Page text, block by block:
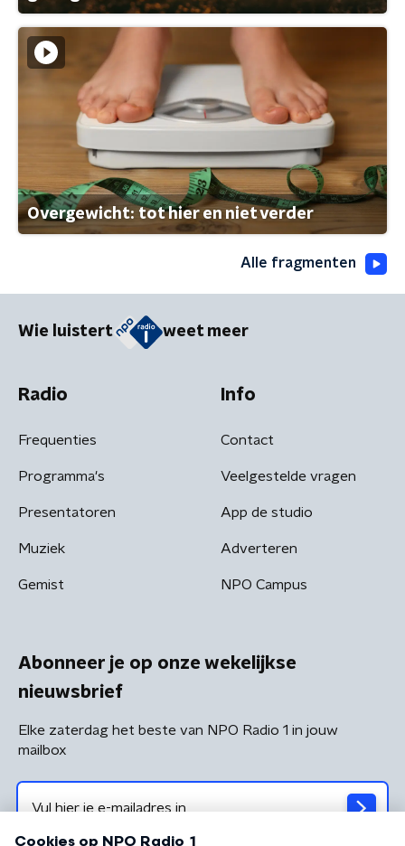
Overgewicht: tot hier en niet verder
Alle fragmenten
Wie luistert weet meer
Radio
Frequenties
Programma's
Presentatoren
Muziek
Gemist
Info
Contact
Veelgestelde vragen
App de studio
Adverteren
NPO Campus
Abonneer je op onze wekelijkse
nieuwsbrief
Elke zaterdag het beste van NPO Radio 1 in jouw
mailbox